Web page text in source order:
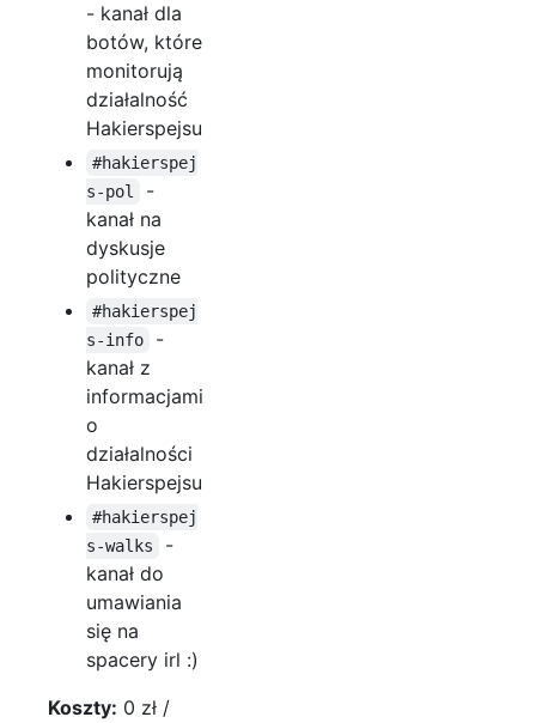
- kanał dla
botów, które
monitorują
działalność
Hakierspejsu
#hakierspej
s-pol
-
kanał na
dyskusje
polityczne
#hakierspej
s-info
-
kanał z
informacjami
o
działalności
Hakierspejsu
#hakierspej
s-walks
-
kanał do
umawiania
się na
spacery irl :)
Koszty: 0 zł /